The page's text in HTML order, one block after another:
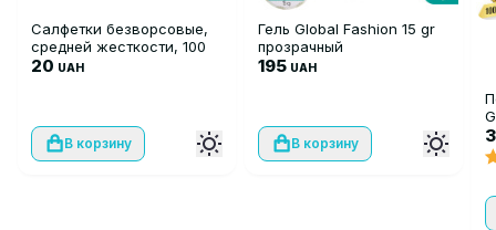
Салфетки безворсовые,
средней жесткости, 100
шт
20 UAH
В корзину
Гель Global Fashion 15 gr
прозрачный
195 UAH
В корзину